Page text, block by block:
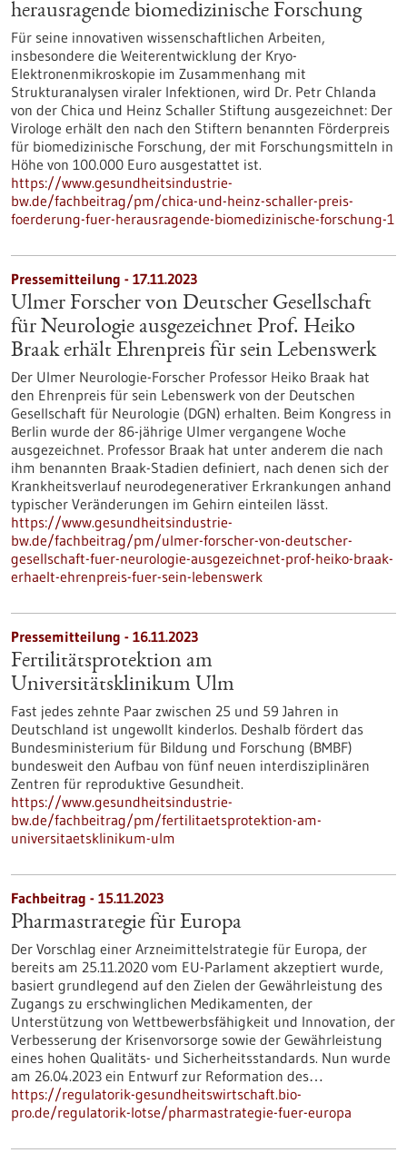
herausragende biomedizinische Forschung
Für seine innovativen wissenschaftlichen Arbeiten,
insbesondere die Weiterentwicklung der Kryo-
Elektronenmikroskopie im Zusammenhang mit
Strukturanalysen viraler Infektionen, wird Dr. Petr Chlanda
von der Chica und Heinz Schaller Stiftung ausgezeichnet: Der
Virologe erhält den nach den Stiftern benannten Förderpreis
für biomedizinische Forschung, der mit Forschungsmitteln in
Höhe von 100.000 Euro ausgestattet ist.
https://www.gesundheitsindustrie-
bw.de/fachbeitrag/pm/chica-und-heinz-schaller-preis-
foerderung-fuer-herausragende-biomedizinische-forschung-1
Pressemitteilung - 17.11.2023
Ulmer Forscher von Deutscher Gesellschaft
für Neurologie ausgezeichnet Prof. Heiko
Braak erhält Ehrenpreis für sein Lebenswerk
Der Ulmer Neurologie-Forscher Professor Heiko Braak hat
den Ehrenpreis für sein Lebenswerk von der Deutschen
Gesellschaft für Neurologie (DGN) erhalten. Beim Kongress in
Berlin wurde der 86-jährige Ulmer vergangene Woche
ausgezeichnet. Professor Braak hat unter anderem die nach
ihm benannten Braak-Stadien definiert, nach denen sich der
Krankheitsverlauf neurodegenerativer Erkrankungen anhand
typischer Veränderungen im Gehirn einteilen lässt.
https://www.gesundheitsindustrie-
bw.de/fachbeitrag/pm/ulmer-forscher-von-deutscher-
gesellschaft-fuer-neurologie-ausgezeichnet-prof-heiko-braak-
erhaelt-ehrenpreis-fuer-sein-lebenswerk
Pressemitteilung - 16.11.2023
Fertilitätsprotektion am
Universitätsklinikum Ulm
Fast jedes zehnte Paar zwischen 25 und 59 Jahren in
Deutschland ist ungewollt kinderlos. Deshalb fördert das
Bundesministerium für Bildung und Forschung (BMBF)
bundesweit den Aufbau von fünf neuen interdisziplinären
Zentren für reproduktive Gesundheit.
https://www.gesundheitsindustrie-
bw.de/fachbeitrag/pm/fertilitaetsprotektion-am-
universitaetsklinikum-ulm
Fachbeitrag - 15.11.2023
Pharmastrategie für Europa
Der Vorschlag einer Arzneimittelstrategie für Europa, der
bereits am 25.11.2020 vom EU-Parlament akzeptiert wurde,
basiert grundlegend auf den Zielen der Gewährleistung des
Zugangs zu erschwinglichen Medikamenten, der
Unterstützung von Wettbewerbsfähigkeit und Innovation, der
Verbesserung der Krisenvorsorge sowie der Gewährleistung
eines hohen Qualitäts- und Sicherheitsstandards. Nun wurde
am 26.04.2023 ein Entwurf zur Reformation des…
https://regulatorik-gesundheitswirtschaft.bio-
pro.de/regulatorik-lotse/pharmastrategie-fuer-europa